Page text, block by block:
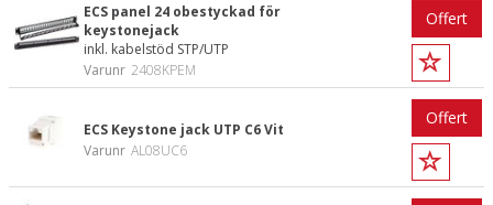
ECS panel 24 obestyckad för
keystonejack
inkl. kabelstöd STP/UTP
Varunr 2408KPEM
Offert
ECS Keystone jack UTP C6 Vit
Varunr AL08UC6
Offert